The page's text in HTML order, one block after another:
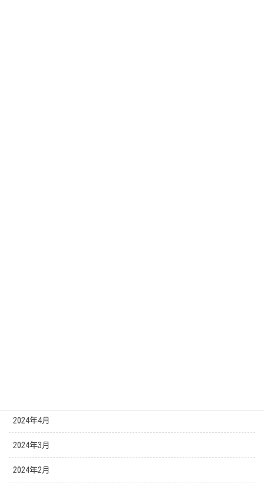
2024年4月
2024年3月
2024年2月